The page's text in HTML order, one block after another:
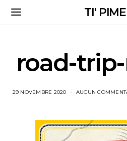
TI'
road-
29 NOVEMBRE 2020 AUCUN